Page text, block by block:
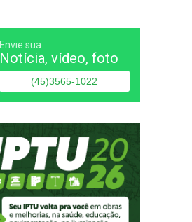
Envie sua
Notícia, vídeo, foto
(45)3565-1022